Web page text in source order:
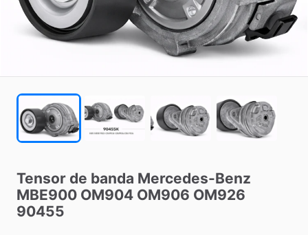
Tensor de banda Mercedes-Benz
MBE900 OM904 OM906 OM926
90455